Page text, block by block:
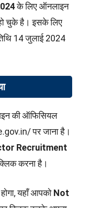
के लिए ऑनलाइन
चुके है। इसके लिए
14 जुलाई 2024
की ऑफिसियल
पर जाना है।
Recruitment
करना है।
यहाँ आपकोNot